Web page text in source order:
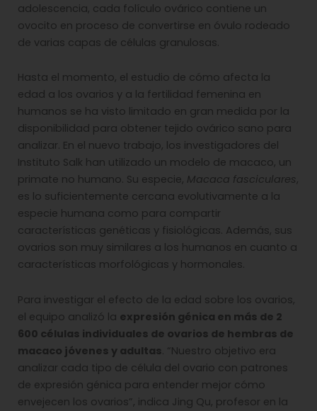
adolescencia, cada folículo ovárico contiene un
ovocito en proceso de convertirse en óvulo rodeado
de varias capas de células granulosas.
Hasta el momento, el estudio de cómo afecta la
edad a los ovarios y a la fertilidad femenina en
humanos se ha visto limitado en gran medida por la
disponibilidad para obtener tejido ovárico sano para
analizar. En el nuevo trabajo, los investigadores del
Instituto Salk han utilizado un modelo de macaco, un
primate no humano. Su especie, Macaca fasciculares,
es lo suficientemente cercana evolutivamente a la
especie humana como para compartir
características genéticas y fisiológicas. Además, sus
ovarios son muy similares a los humanos en cuanto a
características morfológicas y hormonales.
Para investigar el efecto de la edad sobre los ovarios,
el equipo analizó la expresión génica en más de 2
600 células individuales de ovarios de hembras de
macaco jóvenes y adultas. “Nuestro objetivo era
analizar cada tipo de célula del ovario con patrones
de expresión génica para entender mejor cómo
envejecen los ovarios”, indica Jing Qu, profesor en la